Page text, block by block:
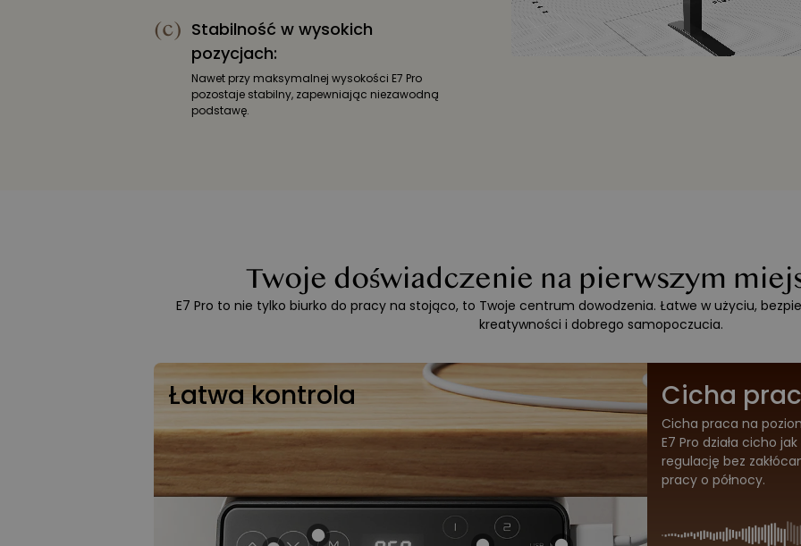
(c) Stabilność w wysokich
pozycjach:
Nawet przy maksymalnej wysokości E7 Pro
pozostaje stabilny, zapewniając niezawodną
podstawę.
Twoje doświadczenie na pierwszym
E7 Pro to nie tylko biurko do pracy na stojąco, to Twoje centrum dowodzenia. Łatwe w użyciu,
kreatywności i dobrego samopoczucia.
Łatwa kontrola Cicha
Cicha praca na
E7 Pro działa cicho
regulację bez
pracy o północy.